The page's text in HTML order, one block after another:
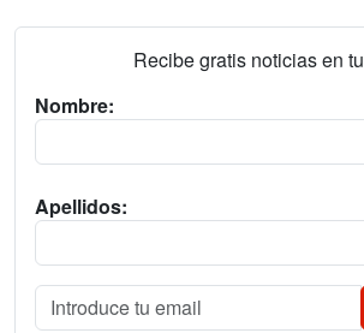
Recibe gratis noticias en
Nombre:
Apellidos: